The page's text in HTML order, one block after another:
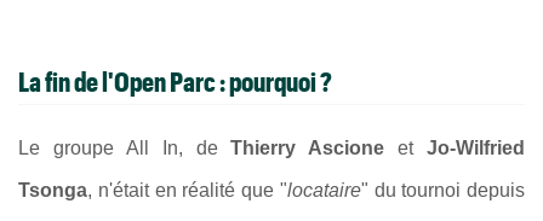
La fin de l'Open Parc : pourquoi ?
Le groupe All In, deThierry AscioneetJo-Wilfried
Tsonga, n'était en réalité que "locataire" du tournoi depuis